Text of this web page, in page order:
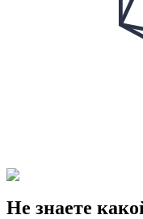
Не знаете